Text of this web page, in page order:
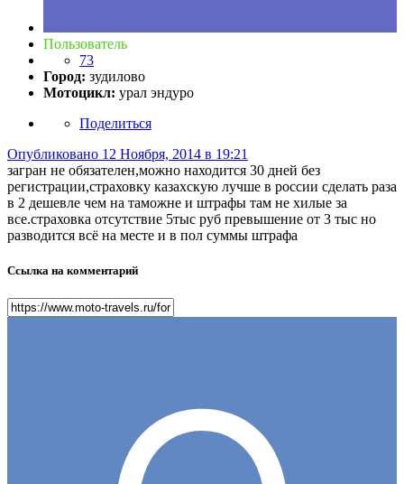
Пользователь
73
Город: зудилово
Мотоцикл: урал эндуро
Поделиться
Опубликовано 12 Ноября, 2014 в 19:21
загран не обязателен,можно находится 30 дней без
регистрации,страховку казахскую лучше в россии сделать раза
в 2 дешевле чем на таможне и штрафы там не хилые за
все.страховка отсутствие 5тыс руб превышение от 3 тыс но
разводится всё на месте и в пол суммы штрафа
Ссылка на комментарий